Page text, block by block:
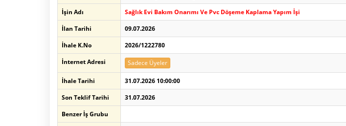
İşin Adı
Sağlık Evi Bakım Onarımı Ve Pvc Döşeme Kaplama Yapım İşi
İlan Tarihi
09.07.2026
İhale K.No
2026/1222780
İnternet Adresi
Sadece Üyeler
İhale Tarihi
31.07.2026 10:00:00
Son Teklif Tarihi
31.07.2026
Benzer İş Grubu